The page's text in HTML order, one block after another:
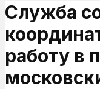
Служба
работу в